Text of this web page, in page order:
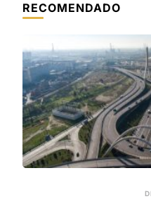
RECOMENDADO